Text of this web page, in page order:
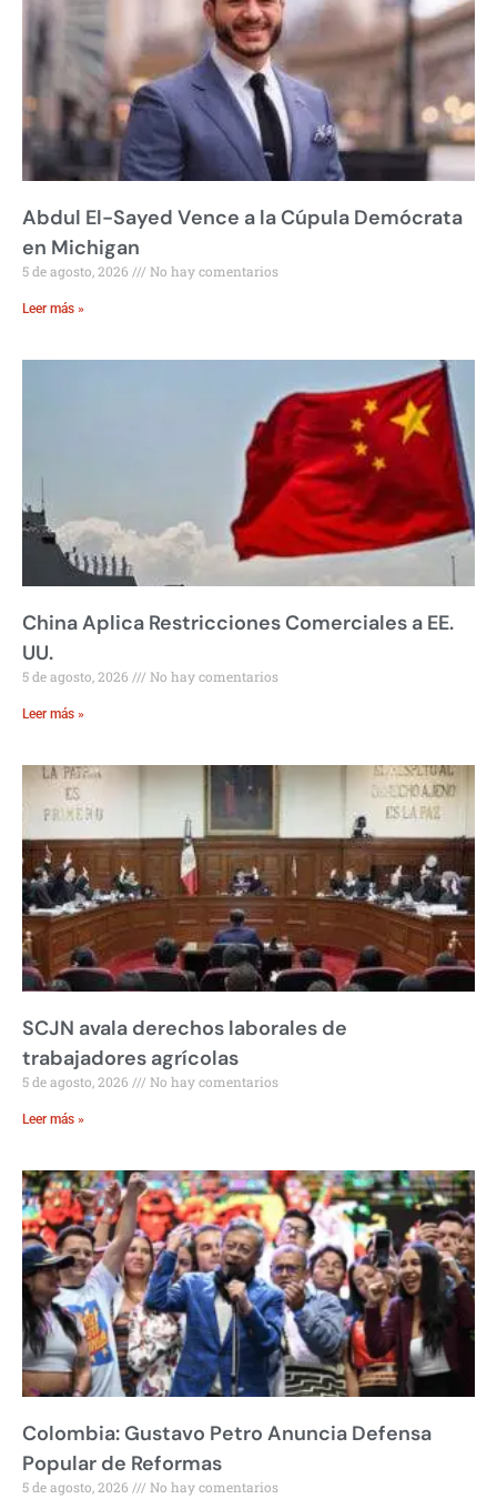
Abdul El-Sayed Vence a la Cúpula Demócrata
en Michigan
5 de agosto, 2026 No hay comentarios
Leer más »
China Aplica Restricciones Comerciales a EE.
UU.
5 de agosto, 2026 No hay comentarios
Leer más »
SCJN avala derechos laborales de
trabajadores agrícolas
5 de agosto, 2026 No hay comentarios
Leer más »
Colombia: Gustavo Petro Anuncia Defensa
Popular de Reformas
5 de agosto, 2026 No hay comentarios